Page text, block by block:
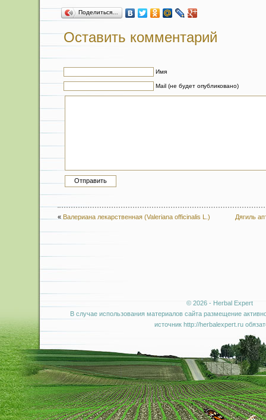
Поделиться…
Оставить комментарий
Имя
Mail (не будет опубликовано)
« Валериана лекарственная (Valeriana officinalis L.) Дягиль
© 2026 - Herbal Expert
В случае использования материалов сайта размещение
источник http://herbalexpert.ru